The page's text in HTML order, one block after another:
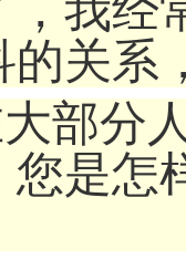
，我经
的关
部分
您是怎